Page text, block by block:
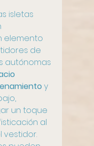
isletas
elemento
de
autónomas
y
un toque
al
vestidor.